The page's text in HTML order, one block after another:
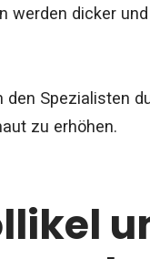
werden dicker
Spezialisten
zu erhöhen.